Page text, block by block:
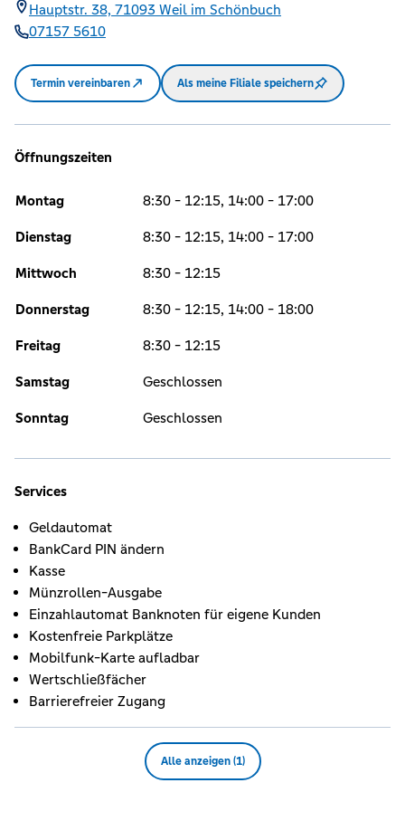
Hauptstr. 38, 71093 Weil im Schönbuch
07157 5610
Termin vereinbaren Als meine Filiale speichern
Öffnungszeiten
Montag 8:30 - 12:15, 14:00 - 17:00
Dienstag 8:30 - 12:15, 14:00 - 17:00
Mittwoch 8:30 - 12:15
Donnerstag 8:30 - 12:15, 14:00 - 18:00
Freitag 8:30 - 12:15
Samstag Geschlossen
Sonntag Geschlossen
Services
Geldautomat
BankCard PIN ändern
Kasse
Münzrollen-Ausgabe
Einzahlautomat Banknoten für eigene Kunden
Kostenfreie Parkplätze
Mobilfunk-Karte aufladbar
Wertschließfächer
Barrierefreier Zugang
Alle anzeigen (1)